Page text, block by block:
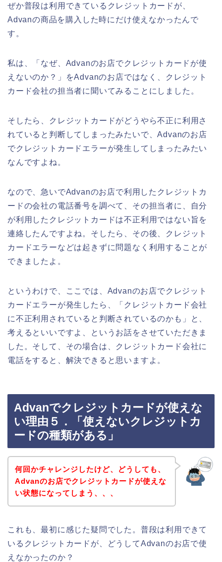
ぜか普段は利用できているクレジットカードが、
Advanの商品を購入した時にだけ使えなかったんで
す。
私は、「なぜ、Advanのお店でクレジットカードが使
えないのか？」をAdvanのお店ではなく、クレジット
カード会社の担当者に聞いてみることにしました。
そしたら、クレジットカードがどうやら不正に利用さ
れていると判断してしまったみたいで、Advanのお店
でクレジットカードエラーが発生してしまったみたい
なんですよね。
なので、急いでAdvanのお店で利用したクレジットカ
ードの会社の電話番号を調べて、その担当者に、自分
が利用したクレジットカードは不正利用ではない旨を
連絡したんですよね。そしたら、その後、クレジット
カードエラーなどは起きずに問題なく利用することが
できましたよ。
というわけで、ここでは、Advanのお店でクレジット
カードエラーが発生したら、「クレジットカード会社
に不正利用されていると判断されているのかも」と、
考えるといいですよ、というお話をさせていただきま
した。そして、その場合は、クレジットカード会社に
電話をすると、解決できると思いますよ。
Advanでクレジットカードが使えな
い理由５．「使えないクレジットカ
ードの種類がある」
何回かチャレンジしたけど、どうしても、
Advanのお店でクレジットカードが使えな
い状態になってしまう、、、
これも、最初に感じた疑問でした。普段は利用できて
いるクレジットカードが、どうしてAdvanのお店で使
えなかったのか？